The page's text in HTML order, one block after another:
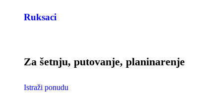
Ruksaci
Za šetnju, putovanje, planinarenje
Istraži ponudu